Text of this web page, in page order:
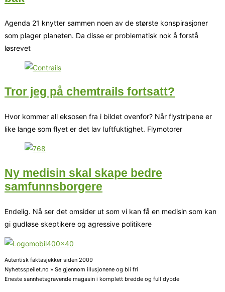
Agenda 21 knytter sammen noen av de største konspirasjoner
som plager planeten. Da disse er problematisk nok å forstå
løsrevet
Tror jeg på chemtrails fortsatt?
Hvor kommer all eksosen fra i bildet ovenfor? Når flystripene er
like lange som flyet er det lav luftfuktighet. Flymotorer
Ny medisin skal skape bedre
samfunnsborgere
Endelig. Nå ser det omsider ut som vi kan få en medisin som kan
gi gudløse skeptikere og agressive politikere
Autentisk faktasjekker siden 2009
Nyhetsspeilet.no » Se gjennom illusjonene og bli fri
Eneste sannhetsgravende magasin i komplett bredde og full dybde